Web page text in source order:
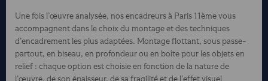
Une fois l’œuvre analysée, nos encadreurs à Paris 11ème vous
accompagnent dans le choix du montage et des techniques
d’encadrement les plus adaptées. Montage flottant, sous passe-
partout, en biseau, en profondeur ou en boîte pour les objets en
relief : chaque option est choisie en fonction de la nature de
l’œuvre, de son épaisseur, de sa fragilité et de l’effet visuel